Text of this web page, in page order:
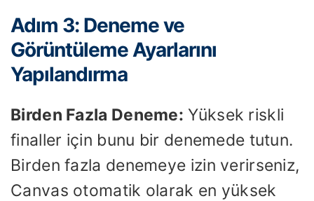
Adım 3: Deneme ve
Görüntüleme Ayarlarını
Yapılandırma
Birden Fazla Deneme: Yüksek riskli
finaller için bunu bir denemede tutun.
Birden fazla denemeye izin verirseniz,
Canvas otomatik olarak en yüksek